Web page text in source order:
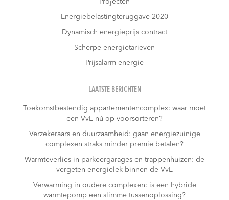
Energiebelastingteruggave 2020
Dynamisch energieprijs contract
Scherpe energietarieven
Prijsalarm energie
LAATSTE BERICHTEN
Toekomstbestendig appartementencomplex: waar moet
een VvE nú op voorsorteren?
Verzekeraars en duurzaamheid: gaan energiezuinige
complexen straks minder premie betalen?
Warmteverlies in parkeergarages en trappenhuizen: de
vergeten energielek binnen de VvE
Verwarming in oudere complexen: is een hybride
warmtepomp een slimme tussenoplossing?